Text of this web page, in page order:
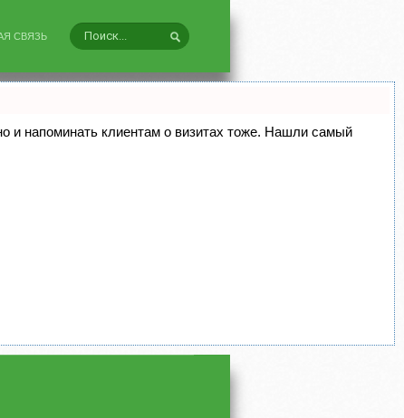
СВЯЗЬ
и напоминать клиентам о визитах тоже. Нашли самый